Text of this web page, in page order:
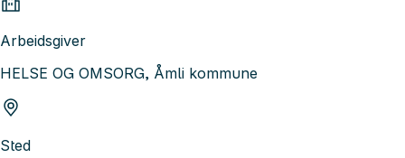
Arbeidsgiver
HELSE OG OMSORG, Åmli kommune
Sted